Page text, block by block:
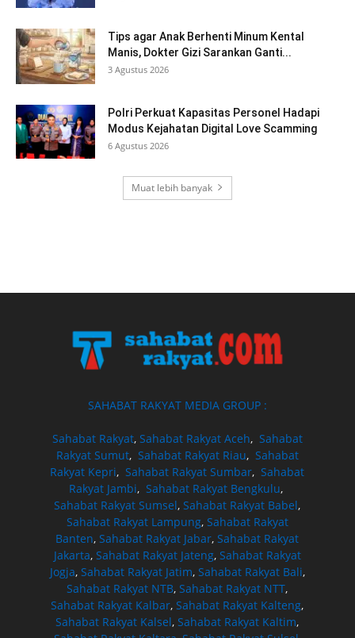
Tips agar Anak Berhenti Minum Kental
Manis, Dokter Gizi Sarankan Ganti...
3 Agustus 2026
Polri Perkuat Kapasitas Personel Hadapi
Modus Kejahatan Digital Love Scamming
6 Agustus 2026
Muat lebih banyak
SAHABAT RAKYAT MEDIA GROUP :
Sahabat Rakyat, Sahabat Rakyat Aceh, Sahabat
Rakyat Sumut, Sahabat Rakyat Riau, Sahabat
Rakyat Kepri,Sahabat Rakyat Sumbar,Sahabat
Rakyat Jambi, Sahabat Rakyat Bengkulu,
Sahabat Rakyat Sumsel,Sahabat Rakyat Babel,
Sahabat Rakyat Lampung, Sahabat Rakyat
Banten,Sahabat Rakyat Jabar,Sahabat Rakyat
Jakarta, Sahabat Rakyat Jateng, Sahabat Rakyat
Jogja, Sahabat Rakyat Jatim, Sahabat Rakyat Bali,
Sahabat Rakyat NTB,Sahabat Rakyat NTT,
Sahabat Rakyat Kalbar,Sahabat Rakyat Kalteng,
Sahabat Rakyat Kalsel,Sahabat Rakyat Kaltim,